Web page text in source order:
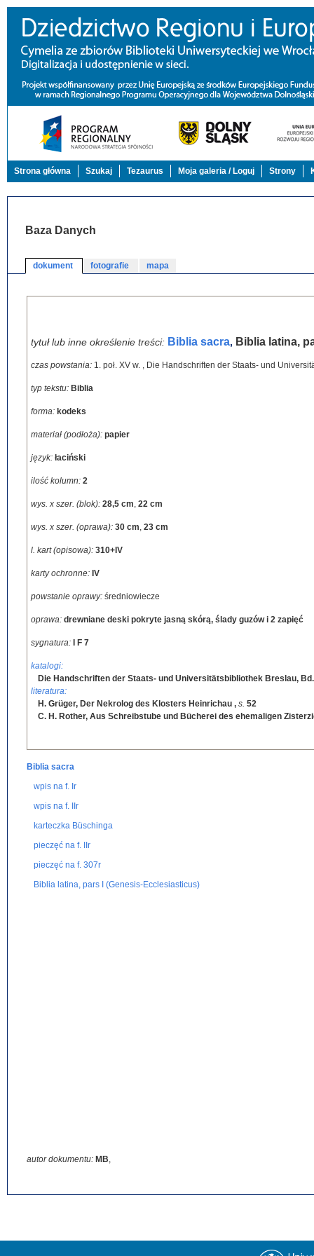
Strona główna Szukaj Tezaurus Moja galeria / Loguj Strony
Baza Danych
dokument fotografie mapa
tytuł lub inne określenie treści: Biblia sacra, Biblia latina,
czas powstania: 1. poł. XV w. , Die Handschriften der Staats- und
typ tekstu: Biblia
forma: kodeks
materiał (podłoża): papier
język: łaciński
ilość kolumn: 2
wys. x szer. (blok): 28,5 cm, 22 cm
wys. x szer. (oprawa): 30 cm, 23 cm
l. kart (opisowa): 310+IV
karty ochronne: IV
powstanie oprawy: średniowiecze
oprawa: drewniane deski pokryte jasną skórą, ślady guzów i 2 zapięć
sygnatura: I F 7
katalogi:
Die Handschriften der Staats- und Universitätsbibliothek Breslau,
literatura:
H. Grüger, Der Nekrolog des Klosters Heinrichau , s. 52
C. H. Rother, Aus Schreibstube und Bücherei des ehemaligen
Biblia sacra
wpis na f. Ir
wpis na f. IIr
karteczka Büschinga
pieczęć na f. IIr
pieczęć na f. 307r
Biblia latina, pars I (Genesis-Ecclesiasticus)
autor dokumentu: MB,